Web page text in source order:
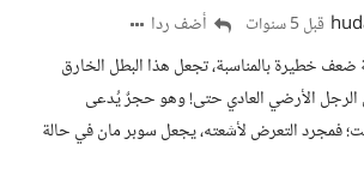
قبل 5 سنوات
أضف ردا
خطيرة بالمناسبة، تجعل هذا البطل الخارق
الأرضي العادي حتى! وهو حجرٌ يُدعى
فمجرد التعرض لأشعته، يجعل سوبر مان في حالة